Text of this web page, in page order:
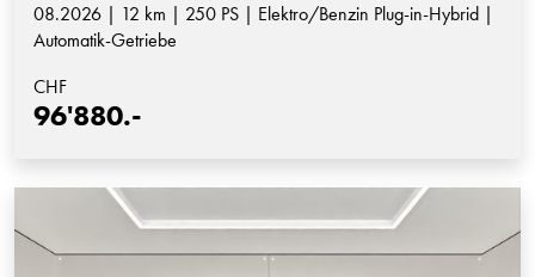
08.2026 | 12 km | 250 PS | Elektro/Benzin Plug-in-Hybrid |
Automatik-Getriebe
CHF
96'880.-